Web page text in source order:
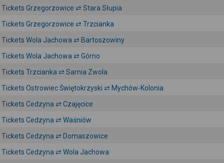
Tickets Grzegorzowice ⇄ Stara Słupia
Tickets Grzegorzowice ⇄ Trzcianka
Tickets Wola Jachowa ⇄ Bartoszowiny
Tickets Wola Jachowa ⇄ Górno
Tickets Trzcianka ⇄ Sarnia Zwola
Tickets Ostrowiec Świętokrzyski ⇄ Mychów-Kolonia
Tickets Cedzyna ⇄ Czajęcice
Tickets Cedzyna ⇄ Waśniów
Tickets Cedzyna ⇄ Domaszowice
Tickets Cedzyna ⇄ Wola Jachowa